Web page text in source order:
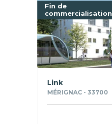
Fin de
commercialisation
Link
MÉRIGNAC - 33700